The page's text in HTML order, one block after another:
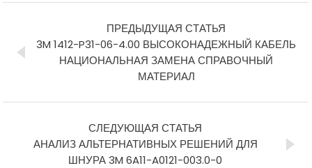
ПРЕДЫДУЩАЯ СТАТЬЯ
3M 1412-P31-06-4.00 ВЫСОКОНАДЕЖНЫЙ КАБЕЛЬ
НАЦИОНАЛЬНАЯ ЗАМЕНА СПРАВОЧНЫЙ
МАТЕРИАЛ
СЛЕДУЮЩАЯ СТАТЬЯ
АНАЛИЗ АЛЬТЕРНАТИВНЫХ РЕШЕНИЙ ДЛЯ
ШНУРА 3M 6A11-A0121-003.0-0